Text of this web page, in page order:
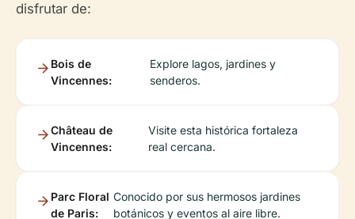
disfrutar de:
Bois de
Vincennes:
Explore lagos, jardines y
senderos.
Château de
Vincennes:
Visite esta histórica fortaleza
real cercana.
Parc Floral
de Paris:
Conocido por sus hermosos jardines
botánicos y eventos al aire libre.